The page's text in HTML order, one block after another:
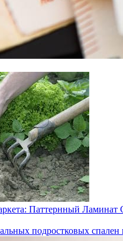
Паттернный Ламинат
подростковых спален